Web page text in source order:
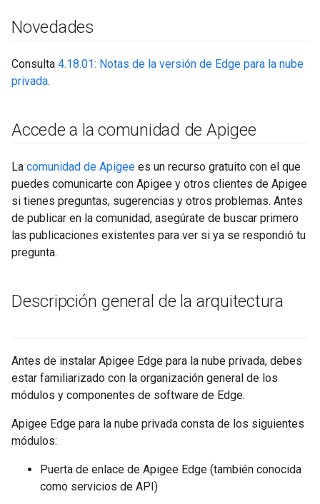
Novedades
Consulta 4.18.01: Notas de la versión de Edge para la nube
privada.
Accede a la comunidad de Apigee
La comunidad de Apigee es un recurso gratuito con el que
puedes comunicarte con Apigee y otros clientes de Apigee
si tienes preguntas, sugerencias y otros problemas. Antes
de publicar en la comunidad, asegúrate de buscar primero
las publicaciones existentes para ver si ya se respondió tu
pregunta.
Descripción general de la arquitectura
Antes de instalar Apigee Edge para la nube privada, debes
estar familiarizado con la organización general de los
módulos y componentes de software de Edge.
Apigee Edge para la nube privada consta de los siguientes
módulos:
Puerta de enlace de Apigee Edge (también conocida
como servicios de API)